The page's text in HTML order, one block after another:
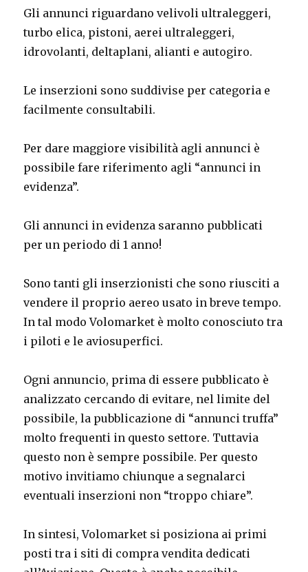
Gli annunci riguardano velivoli ultraleggeri,
turbo elica, pistoni, aerei ultraleggeri,
idrovolanti, deltaplani, alianti e autogiro.
Le inserzioni sono suddivise per categoria e
facilmente consultabili.
Per dare maggiore visibilità agli annunci è
possibile fare riferimento agli “annunci in
evidenza”.
Gli annunci in evidenza saranno pubblicati
per un periodo di 1 anno!
Sono tanti gli inserzionisti che sono riusciti a
vendere il proprio aereo usato in breve tempo.
In tal modo Volomarket è molto conosciuto tra
i piloti e le aviosuperfici.
Ogni annuncio, prima di essere pubblicato è
analizzato cercando di evitare, nel limite del
possibile, la pubblicazione di “annunci truffa”
molto frequenti in questo settore. Tuttavia
questo non è sempre possibile. Per questo
motivo invitiamo chiunque a segnalarci
eventuali inserzioni non “troppo chiare”.
In sintesi, Volomarket si posiziona ai primi
posti tra i siti di compra vendita dedicati